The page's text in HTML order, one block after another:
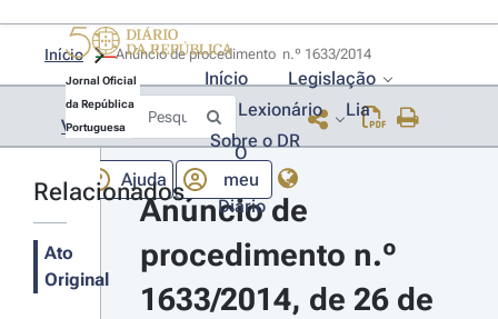
Jornal Oficial
da República
Portuguesa
Início
Legislação
Lexionário
Lia
Sobre o DR
Ajuda
O
meu
Diário
Início
Voltar
Relacionados
Ato
Original
Anúncio de
procedimento n.º
1633/2014, de 26 de